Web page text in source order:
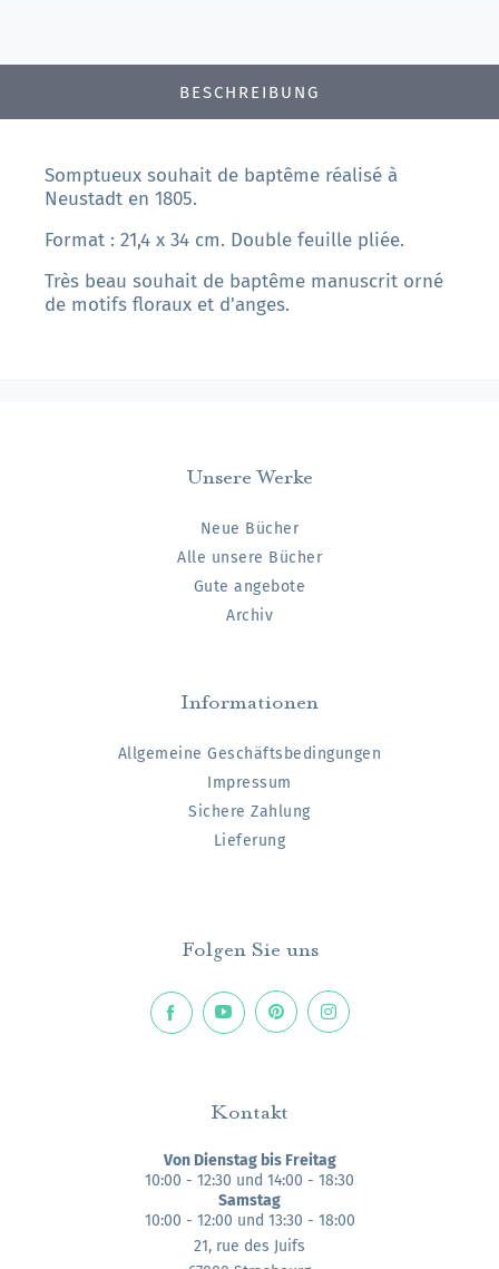
BESCHREIBUNG
Somptueux souhait de baptême réalisé à
Neustadt en 1805.
Format : 21,4 x 34 cm. Double feuille pliée.
Très beau souhait de baptême manuscrit orné
de motifs floraux et d'anges.
Unsere Werke
Neue Bücher
Alle unsere Bücher
Gute angebote
Archiv
Informationen
Allgemeine Geschäftsbedingungen
Impressum
Sichere Zahlung
Lieferung
Folgen Sie uns
Kontakt
Von Dienstag bis Freitag
10:00 - 12:30 und 14:00 - 18:30
Samstag
10:00 - 12:00 und 13:30 - 18:00
21, rue des Juifs